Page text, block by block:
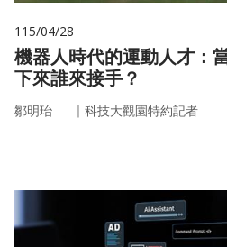
115/04/28
機器人時代的運動人才：
下來誰來接手？
鄒明珆 ｜ 科技大觀園特約記者